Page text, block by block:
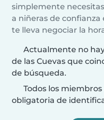
simplemente
a niñeras de
te lleva negociar la
Actualmente no
de las Cuevas que
de búsqueda.
Todos los
obligatoria de